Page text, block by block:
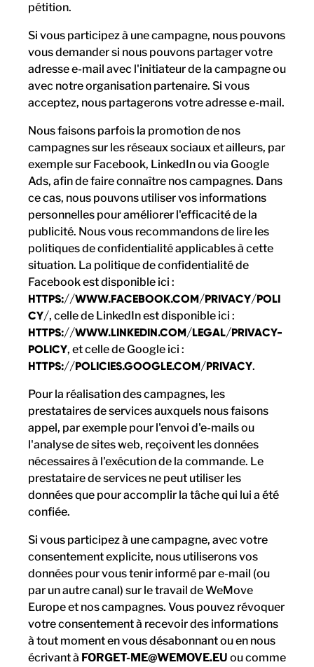
pétition.
Si vous participez à une campagne, nous pouvons
vous demander si nous pouvons partager votre
adresse e-mail avec l'initiateur de la campagne ou
avec notre organisation partenaire. Si vous
acceptez, nous partagerons votre adresse e-mail.
Nous faisons parfois la promotion de nos
campagnes sur les réseaux sociaux et ailleurs, par
exemple sur Facebook, LinkedIn ou via Google
Ads, afin de faire connaître nos campagnes. Dans
ce cas, nous pouvons utiliser vos informations
personnelles pour améliorer l'efficacité de la
publicité. Nous vous recommandons de lire les
politiques de confidentialité applicables à cette
situation. La politique de confidentialité de
Facebook est disponible ici :
HTTPS://WWW.FACEBOOK.COM/PRIVACY/POLI
CY/, celle de LinkedIn est disponible ici :
HTTPS://WWW.LINKEDIN.COM/LEGAL/PRIVACY-
POLICY, et celle de Google ici :
HTTPS://POLICIES.GOOGLE.COM/PRIVACY.
Pour la réalisation des campagnes, les
prestataires de services auxquels nous faisons
appel, par exemple pour l'envoi d'e-mails ou
l'analyse de sites web, reçoivent les données
nécessaires à l'exécution de la commande. Le
prestataire de services ne peut utiliser les
données que pour accomplir la tâche qui lui a été
confiée.
Si vous participez à une campagne, avec votre
consentement explicite, nous utiliserons vos
données pour vous tenir informé par e-mail (ou
par un autre canal) sur le travail de WeMove
Europe et nos campagnes. Vous pouvez révoquer
votre consentement à recevoir des informations
à tout moment en vous désabonnant ou en nous
écrivant à FORGET-ME@WEMOVE.EU ou comme